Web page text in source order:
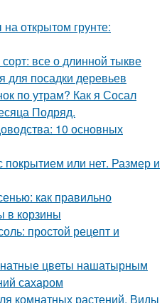
открытом грунте:
все о длинной тыкве
для посадки деревьев
по утрам? Как я Сосал
Подряд.
10 основных
покрытием или нет. Размер и
как правильно
в корзины
простой рецепт и
цветы нашатырным
сахаром
комнатных растений. Виды